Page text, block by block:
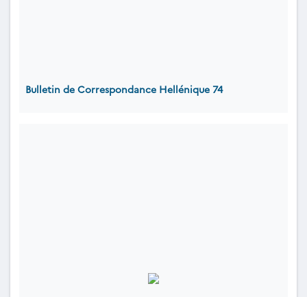
Bulletin de Correspondance Hellénique 74